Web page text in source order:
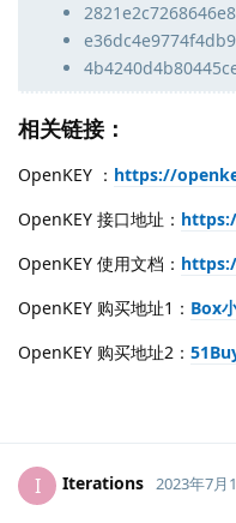
相关链接：
OpenKEY ： https://
OpenKEY 接口地址：
OpenKEY 使用文档：
OpenKEY 购买地址1： Box
OpenKEY 购买地址2：
I Iterations 2023年7月